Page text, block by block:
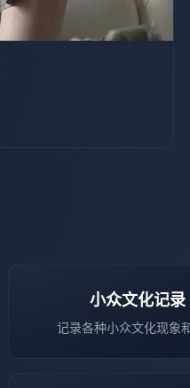
24:16
小众文化记录
记录各种小众文化现象